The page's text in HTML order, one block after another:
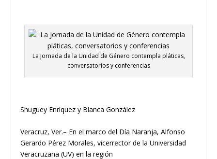
La Jornada de la Unidad de Género contempla pláticas,
conversatorios y conferencias
Shuguey Enríquez y Blanca González
Veracruz, Ver.– En el marco del Día Naranja,Alfonso
Gerardo Pérez Morales,vicerrector de la Universidad
Veracruzana (UV) en la región